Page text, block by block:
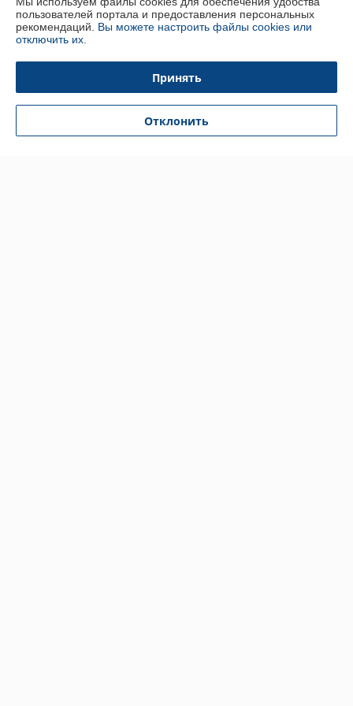
Контакты
Сегодня работает с 10:00 до 18:00
Показать весь график работы
Отзывы о магазине
84 отзывов за всё время
пользователей портала и предоставления персональных
рекомендаций. Вы можете настроить файлы cookies или
отключить их.
Принять
Отклонить